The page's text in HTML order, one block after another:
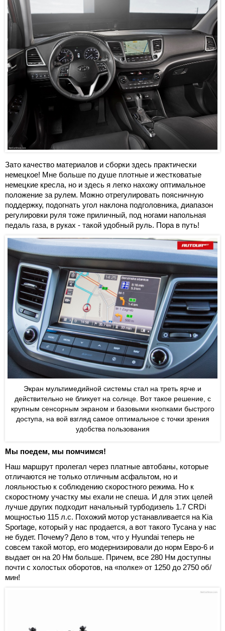
Зато качество материалов и сборки здесь практически
немецкое! Мне больше по душе плотные и жестковатые
немецкие кресла, но и здесь я легко нахожу оптимальное
положение за рулем. Можно отрегулировать поясничную
поддержку, подогнать угол наклона подголовника, диапазон
регулировки руля тоже приличный, под ногами напольная
педаль газа, в руках - такой удобный руль. Пора в путь!
Экран мультимедийной системы стал на треть ярче и
действительно не бликует на солнце. Вот такое решение, с
крупным сенсорным экраном и базовыми кнопками быстрого
доступа, на вой взгляд самое оптимальное с точки зрения
удобства пользования
Мы поедем, мы помчимся!
Наш маршрут пролегал через платные автобаны, которые
отличаются не только отличным асфальтом, но и
лояльностью к соблюдению скоростного режима. Но к
скоростному участку мы ехали не спеша. И для этих целей
лучше других подходит начальный турбодизель 1.7 CRDi
мощностью 115 л.с. Похожий мотор устанавливается на Kia
Sportage, который у нас продается, а вот такого Тусана у нас
не будет. Почему? Дело в том, что у Hyundai теперь не
совсем такой мотор, его модернизировали до норм Евро-6 и
выдает он на 20 Нм больше. Причем, все 280 Нм доступны
почти с холостых оборотов, на «полке» от 1250 до 2750 об/
мин!